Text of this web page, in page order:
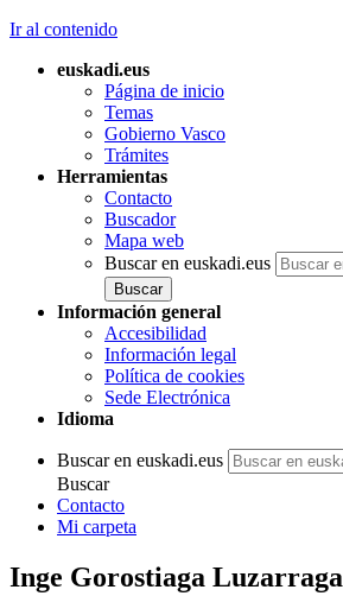
Ir al contenido
euskadi.eus
Página de inicio
Temas
Gobierno Vasco
Trámites
Herramientas
Contacto
Buscador
Mapa web
Buscar en euskadi.eus
Información general
Accesibilidad
Información legal
Política de cookies
Sede Electrónica
Idioma
Buscar en euskadi.eus
Buscar
Contacto
Mi carpeta
Inge Gorostiaga Luzarraga